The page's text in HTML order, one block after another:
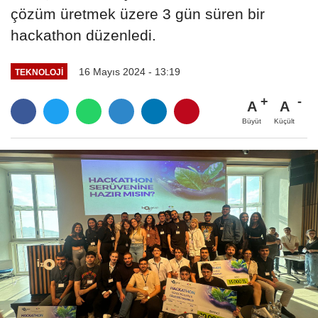
çözüm üretmek üzere 3 gün süren bir
hackathon düzenledi.
TEKNOLOJI 16 Mayıs 2024 - 13:19
A
Büyüt
A
Küçült